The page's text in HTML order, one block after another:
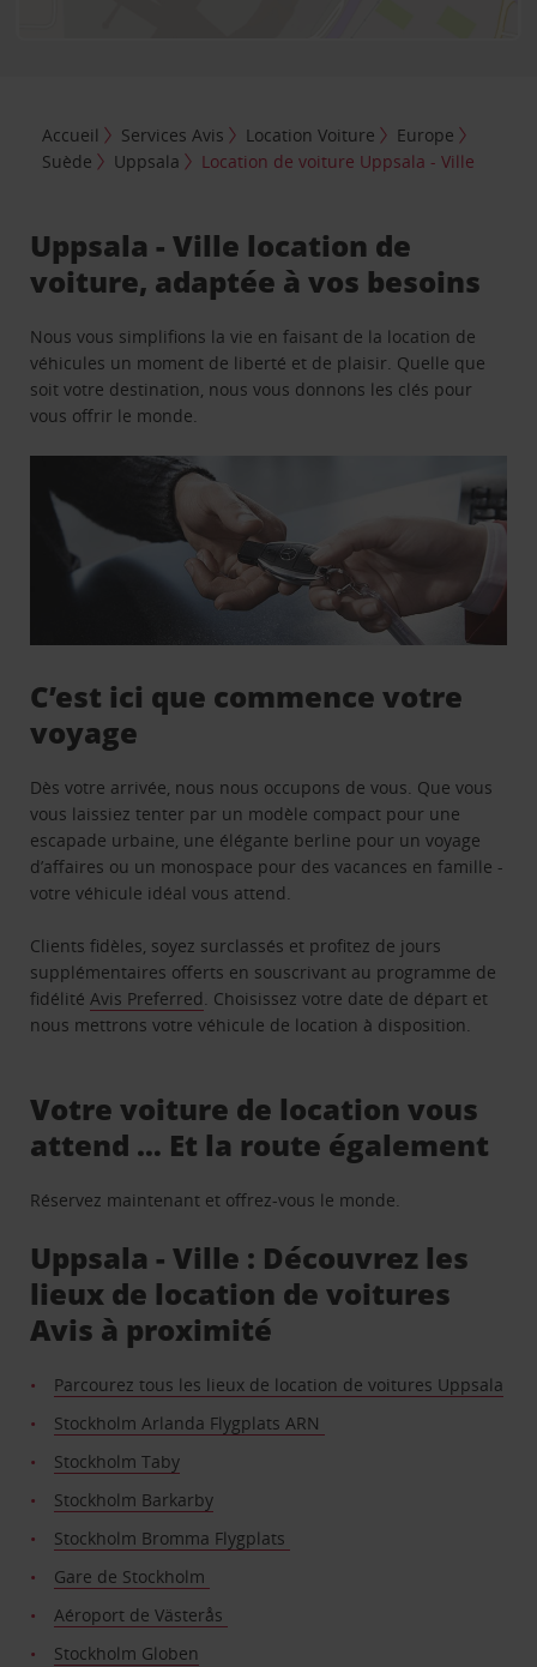
Accueil Services Avis Location Voiture
Europe
Suède
Uppsala Location de voiture Uppsala - Ville
Uppsala - Ville location de
voiture, adaptée à vos besoins
Nous vous simplifions la vie en faisant de la location de
véhicules un moment de liberté et de plaisir. Quelle que
soit votre destination, nous vous donnons les clés pour
vous offrir le monde.
C’est ici que commence votre
voyage
Dès votre arrivée, nous nous occupons de vous. Que vous
vous laissiez tenter par un modèle compact pour une
escapade urbaine, une élégante berline pour un voyage
d’affaires ou un monospace pour des vacances en famille -
votre véhicule idéal vous attend.
Clients fidèles, soyez surclassés et profitez de jours
supplémentaires offerts en souscrivant au programme de
fidélitéAvis Preferred. Choisissez votre date de départ et
nous mettrons votre véhicule de location à disposition.
Votre voiture de location vous
attend … Et la route également
Réservez maintenant et offrez-vous le monde.
Uppsala - Ville : Découvrez les
lieux de location de voitures
Avis à proximité
Parcourez tous les lieux de location de voitures Uppsala
Stockholm Arlanda Flygplats ARN
Stockholm Taby
Stockholm Barkarby
Stockholm Bromma Flygplats
Gare de Stockholm
Aéroport de Västerås
Stockholm Globen